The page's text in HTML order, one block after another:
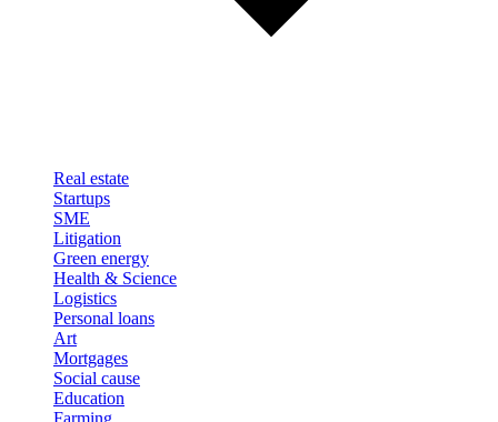
Real estate
Startups
SME
Litigation
Green energy
Health & Science
Logistics
Personal loans
Art
Mortgages
Social cause
Education
Farming